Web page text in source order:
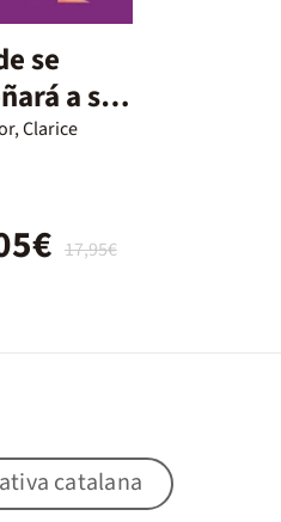
se
a ser
Clarice
17,95€
catalana